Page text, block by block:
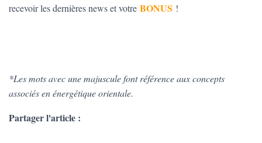
recevoir les dernières news et votre BONUS !
*Les mots avec une majuscule font référence aux concepts
associés en énergétique orientale.
Partager l'article :